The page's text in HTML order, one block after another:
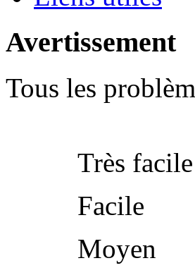
Avertissement
Tous les
Très facile
Facile
Moyen